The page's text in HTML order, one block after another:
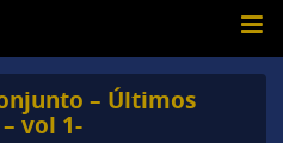
– Últimos
vol 1-